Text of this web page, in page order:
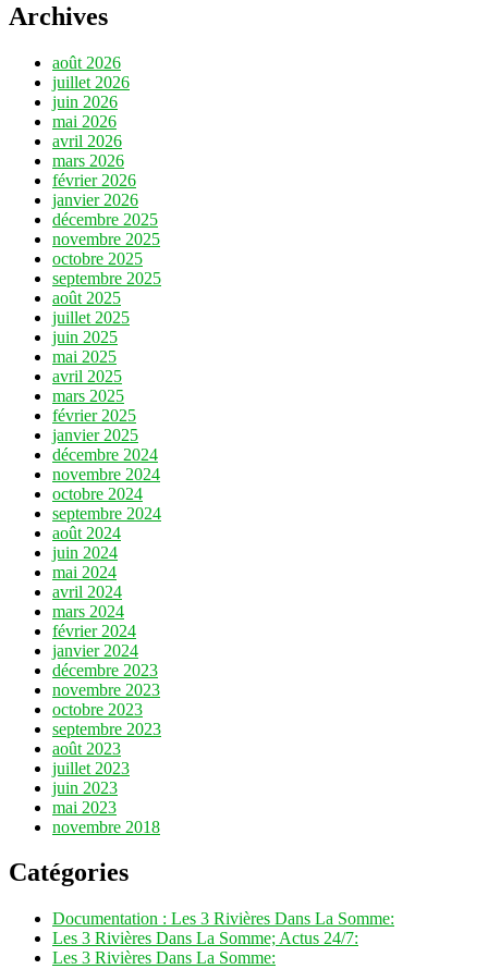
Archives
août 2026
juillet 2026
juin 2026
mai 2026
avril 2026
mars 2026
février 2026
janvier 2026
décembre 2025
novembre 2025
octobre 2025
septembre 2025
août 2025
juillet 2025
juin 2025
mai 2025
avril 2025
mars 2025
février 2025
janvier 2025
décembre 2024
novembre 2024
octobre 2024
septembre 2024
août 2024
juin 2024
mai 2024
avril 2024
mars 2024
février 2024
janvier 2024
décembre 2023
novembre 2023
octobre 2023
septembre 2023
août 2023
juillet 2023
juin 2023
mai 2023
novembre 2018
Catégories
Documentation : Les 3 Rivières Dans La Somme:
Les 3 Rivières Dans La Somme; Actus 24/7:
Les 3 Rivières Dans La Somme: